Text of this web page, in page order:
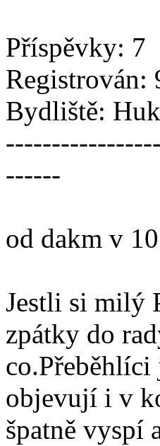
Příspěvky: 7
Registrován:
Bydliště:
------
od dakm v
Jestli si milý
zpátky do
co.Přeběhlíci
objevují i v
špatně vyspí